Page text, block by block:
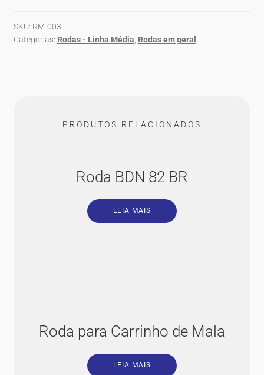
SKU: RM-003
Categorias: Rodas - Linha Média Rodas em geral
PRODUTOS RELACIONADOS
Roda BDN 82 BR
LEIA MAIS
Roda para Carrinho de Mala
LEIA MAIS